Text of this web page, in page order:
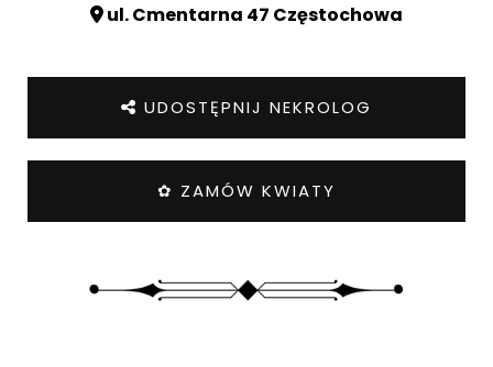
ul. Cmentarna 47 Częstochowa
UDOSTĘPNIJ NEKROLOG
✿ ZAMÓW KWIATY